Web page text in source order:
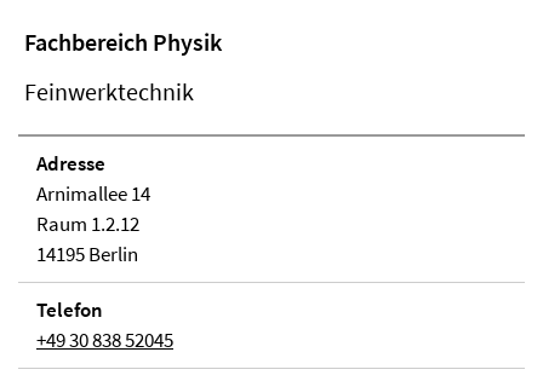
Fachbereich Physik
Feinwerktechnik
Adresse
Arnimallee 14
Raum 1.2.12
14195 Berlin
Telefon
+49 30 838 52045